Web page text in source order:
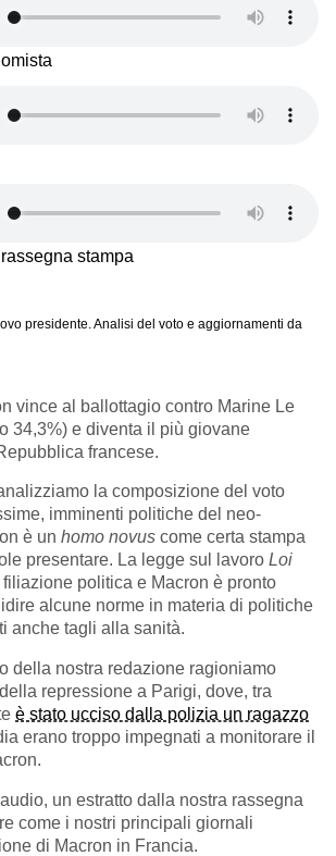
stampa
vince al ballottagio contro Marine Le
34,3%) e diventa il più giovane
francese.
la composizione del voto
imminenti politiche del neo-
è un homo novus come certa stampa
presentare. La legge sul lavoro Loi
politica e Macron è pronto
alcune norme in materia di politiche
anche tagli alla sanità.
della nostra redazione ragioniamo
repressione a Parigi, dove, tra
è stato ucciso dalla polizia un ragazzo
erano troppo impegnati a monitorare il
un estratto dalla nostra rassegna
come i nostri principali giornali
di Macron in Francia.